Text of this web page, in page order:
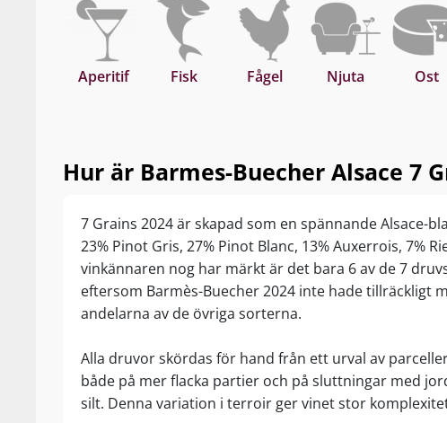
Aperitif Fisk Fågel Njuta Ost
Hur är Barmes-Buecher Alsace 7
7 Grains 2024 är skapad som en spännande Alsace-
23% Pinot Gris, 27% Pinot Blanc, 13% Auxerrois, 7%
vinkännaren nog har märkt är det bara 6 av de 7
eftersom Barmès-Buecher 2024 inte hade tillräckligt
andelarna av de övriga sorterna.
Alla druvor skördas för hand från ett urval av
både på mer flacka partier och på sluttningar med
silt. Denna variation i terroir ger vinet stor